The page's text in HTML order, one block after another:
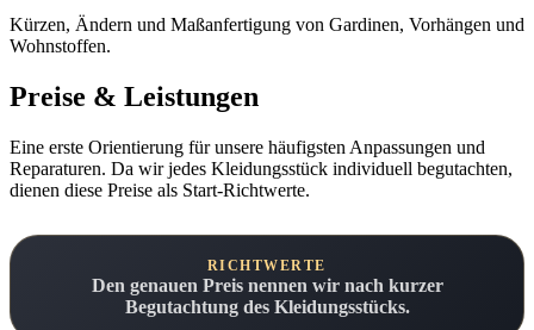
Kürzen, Ändern und Maßanfertigung von Gardinen, Vorhängen und
Wohnstoffen.
Preise & Leistungen
Eine erste Orientierung für unsere häufigsten Anpassungen und
Reparaturen. Da wir jedes Kleidungsstück individuell begutachten,
dienen diese Preise als Start-Richtwerte.
RICHTWERTE
Den genauen Preis nennen wir nach kurzer
Begutachtung des Kleidungsstücks.